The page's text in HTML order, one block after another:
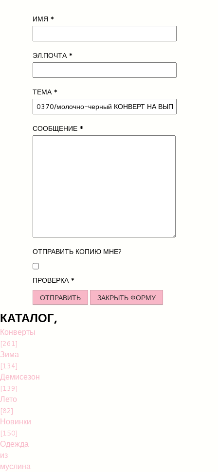
ИМЯ *
ЭЛ.ПОЧТА*
ТЕМА*
СООБЩЕНИЕ *
ОТПРАВИТЬ КОПИЮ МНЕ?
ПРОВЕРКА*
ОТПРАВИТЬ
ЗАКРЫТЬ ФОРМУ
КАТАЛОГ,
Конверты
[261]
Зима
[134]
Демисезон
[139]
Лето
[82]
Новинки
[150]
Одежда
из
муслина